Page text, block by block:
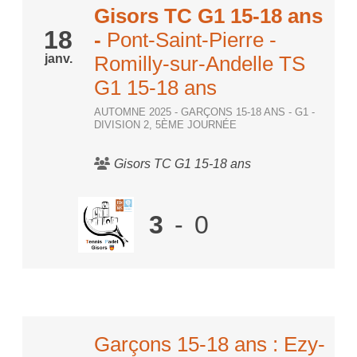
18
janv.
Gisors TC G1 15-18 ans
- Pont-Saint-Pierre -
Romilly-sur-Andelle TS
G1 15-18 ans
AUTOMNE 2025 - GARÇONS 15-18 ANS - G1 -
DIVISION 2, 5ÈME JOURNÉE
Gisors TC G1 15-18 ans
3 - 0
Garçons 15-18 ans : Ezy-